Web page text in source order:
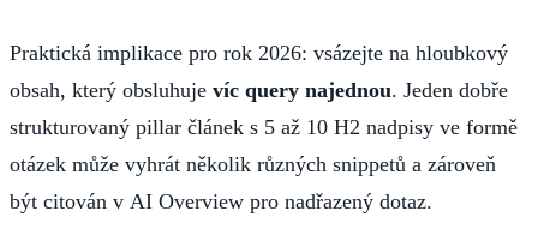
Praktická implikace pro rok 2026: vsázejte na hloubkový
obsah, který obsluhuje víc query najednou. Jeden dobře
strukturovaný pillar článek s 5 až 10 H2 nadpisy ve formě
otázek může vyhrát několik různých snippetů a zároveň
být citován v AI Overview pro nadřazený dotaz.